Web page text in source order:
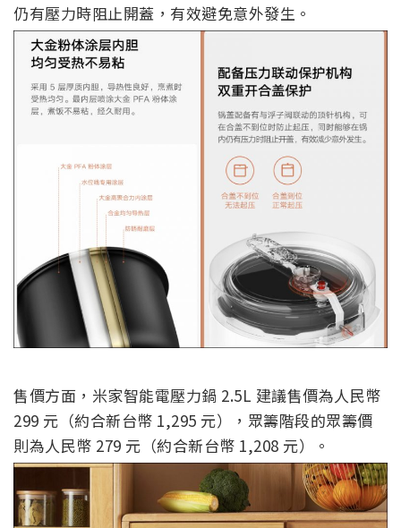
仍有壓力時阻止開蓋，有效避免意外發生。
售價方面，米家智能電壓力鍋 2.5L 建議售價為人民幣
299 元（約合新台幣 1,295 元），眾籌階段的眾籌價
則為人民幣 279 元（約合新台幣 1,208 元）。